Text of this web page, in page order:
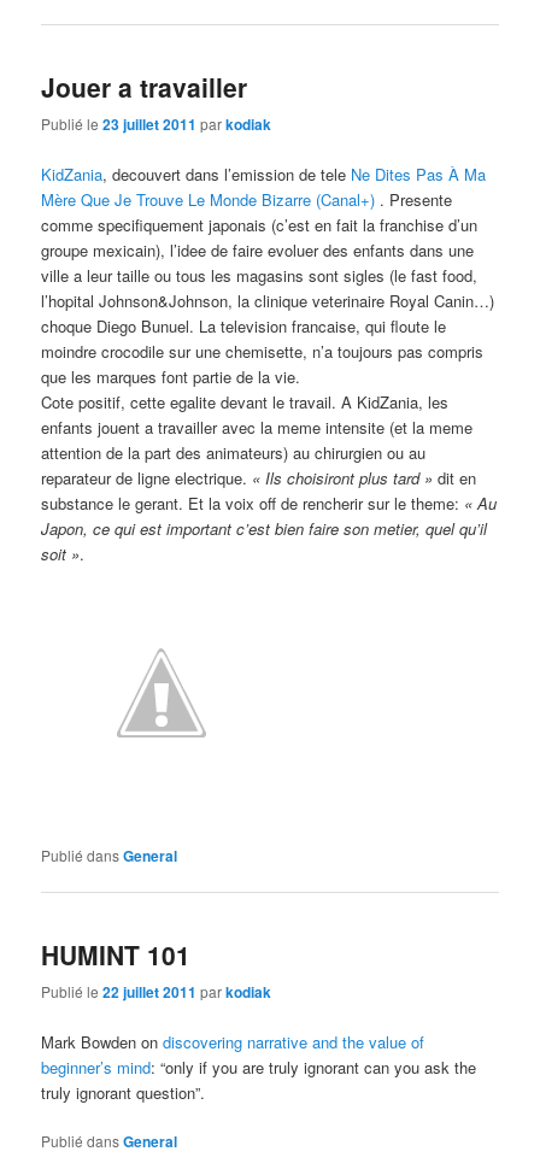
Jouer a travailler
Publié le23 juillet 2011 parkodiak
KidZania, decouvert dans l’emission de tele Ne Dites Pas À Ma
Mère Que Je Trouve Le Monde Bizarre (Canal+) . Presente
comme specifiquement japonais (c’est en fait la franchise d’un
groupe mexicain), l’idee de faire evoluer des enfants dans une
ville a leur taille ou tous les magasins sont sigles (le fast food,
l’hopital Johnson&Johnson, la clinique veterinaire Royal Canin…)
choque Diego Bunuel. La television francaise, qui floute le
moindre crocodile sur une chemisette, n’a toujours pas compris
que les marques font partie de la vie.
Cote positif, cette egalite devant le travail. A KidZania, les
enfants jouent a travailler avec la meme intensite (et la meme
attention de la part des animateurs) au chirurgien ou au
reparateur de ligne electrique. « Ils choisiront plus tard » dit en
substance le gerant. Et la voix off de rencherir sur le theme: « Au
Japon, ce qui est important c’est bien faire son metier, quel qu’il
soit ».
Publié dansGeneral
HUMINT 101
Publié le22 juillet 2011 parkodiak
Mark Bowden ondiscovering narrative and the value of
beginner’s mind: “only if you are truly ignorant can you ask the
truly ignorant question”.
Publié dansGeneral